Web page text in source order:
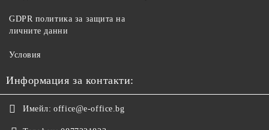
GDPR политика за защита на
личните данни
Условия
Информация за контакти:
Имейл: office@e-office.bg